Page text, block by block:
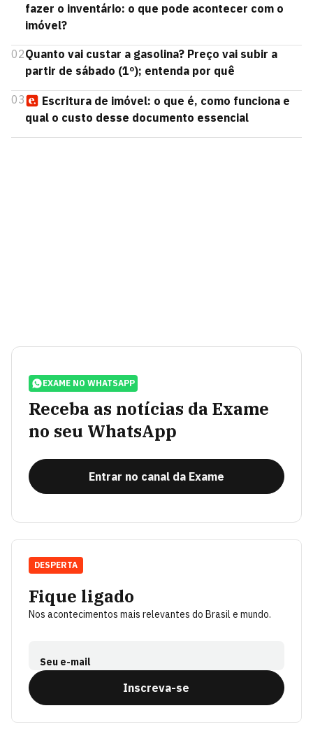
fazer o inventário: o que pode acontecer com o
imóvel?
02Quanto vai custar a gasolina? Preço vai subir a
partir de sábado (1º); entenda por quê
03
Escritura de imóvel: o que é, como funciona e
qual o custo desse documento essencial
EXAME NO WHATSAPP
Receba as notícias da Exame
no seu WhatsApp
Entrar no canal da Exame
Fique ligado
Nos acontecimentos mais relevantes do Brasil e mundo.
Seu e-mail
Inscreva-se
DESPERTA